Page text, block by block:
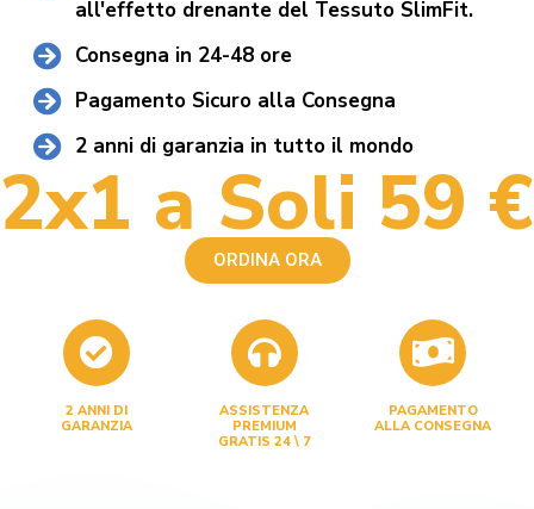
all'effetto drenante del Tessuto SlimFit.
Consegna in 24-48 ore
Pagamento Sicuro alla Consegna
2 anni di garanzia in tutto il mondo
2x1 a Soli 59 €
ORDINA ORA
2 ANNI DI
GARANZIA
ASSISTENZA
PREMIUM
GRATIS 24 \ 7
PAGAMENTO
ALLA CONSEGNA